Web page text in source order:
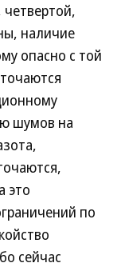
четвертой,
наличие
опасно с той
шумов на
это
по
сейчас